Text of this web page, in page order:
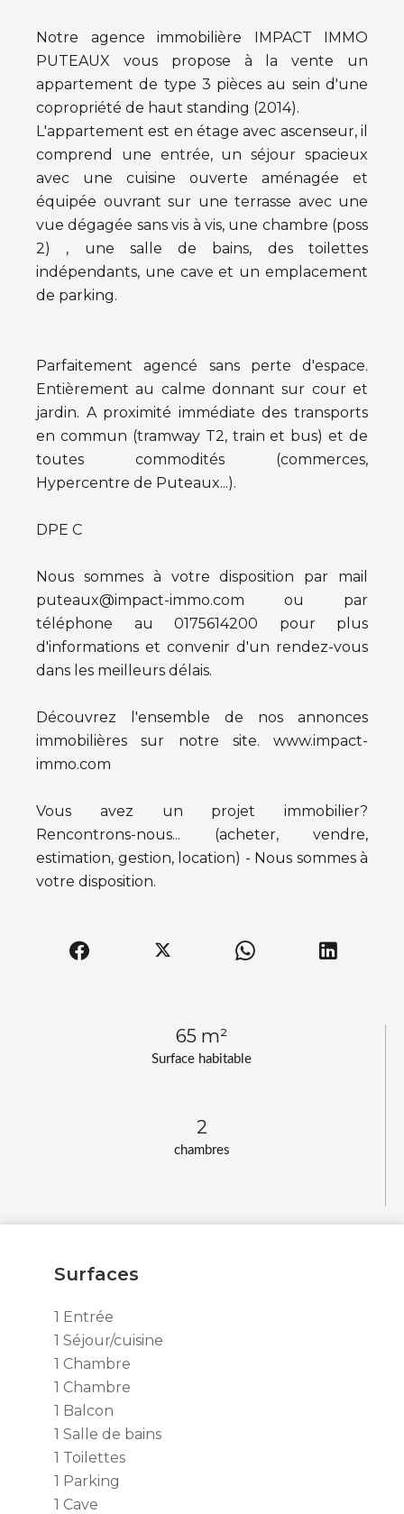
Surface habitable
65 m²
chambres
2
Notre agence immobilière IMPACT IMMO
PUTEAUX vous propose à la vente un
appartement de type 3 pièces au sein d'une
copropriété de haut standing (2014).
L'appartement est en étage avec ascenseur, il
comprend une entrée, un séjour spacieux
avec une cuisine ouverte aménagée et
équipée ouvrant sur une terrasse avec une
vue dégagée sans vis à vis, une chambre (poss
2) , une salle de bains, des toilettes
indépendants, une cave et un emplacement
de parking.
Parfaitement agencé sans perte d'espace.
Entièrement au calme donnant sur cour et
jardin. A proximité immédiate des transports
en commun (tramway T2, train et bus) et de
toutes commodités (commerces,
Hypercentre de Puteaux...).
DPE C
Nous sommes à votre disposition par mail
puteaux@impact-immo.com ou par
téléphone au 0175614200 pour plus
d'informations et convenir d'un rendez-vous
dans les meilleurs délais.
Découvrez l'ensemble de nos annonces
immobilières sur notre site. www.impact-
immo.com
Vous avez un projet immobilier?
Rencontrons-nous... (acheter, vendre,
estimation, gestion, location) - Nous sommes à
votre disposition.
Surfaces
1 Entrée
1 Séjour/cuisine
1 Chambre
1 Chambre
1 Balcon
1 Salle de bains
1 Toilettes
1 Parking
1 Cave